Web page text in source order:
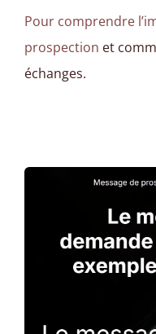
Pour comprendre
prospection et
échanges.